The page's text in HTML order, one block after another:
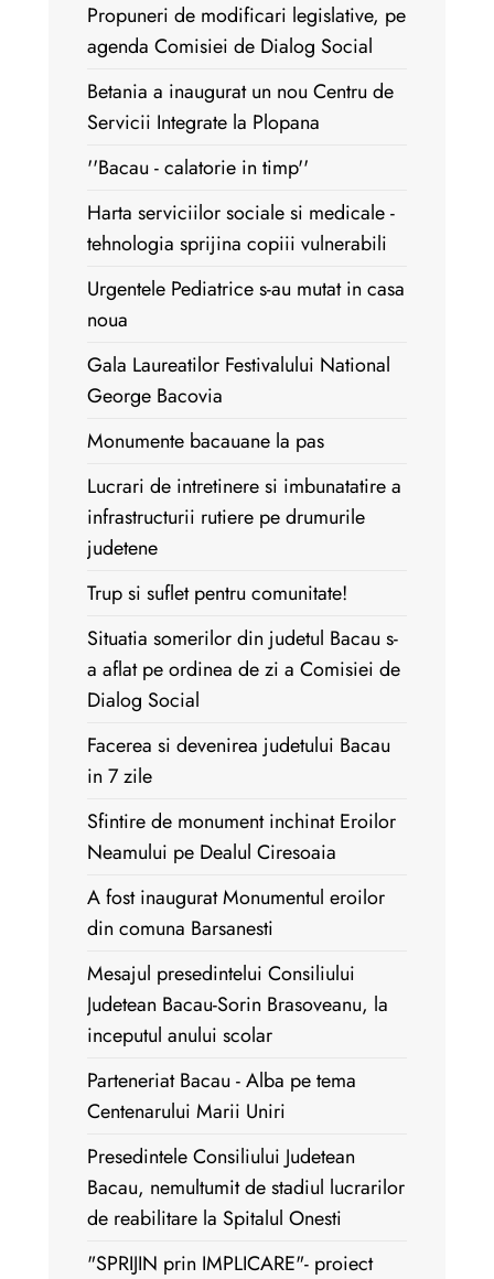
Propuneri de modificari legislative, pe
agenda Comisiei de Dialog Social
Betania a inaugurat un nou Centru de
Servicii Integrate la Plopana
''Bacau - calatorie in timp''
Harta serviciilor sociale si medicale -
tehnologia sprijina copiii vulnerabili
Urgentele Pediatrice s-au mutat in casa
noua
Gala Laureatilor Festivalului National
George Bacovia
Monumente bacauane la pas
Lucrari de intretinere si imbunatatire a
infrastructurii rutiere pe drumurile
judetene
Trup si suflet pentru comunitate!
Situatia somerilor din judetul Bacau s-
a aflat pe ordinea de zi a Comisiei de
Dialog Social
Facerea si devenirea judetului Bacau
in 7 zile
Sfintire de monument inchinat Eroilor
Neamului pe Dealul Ciresoaia
A fost inaugurat Monumentul eroilor
din comuna Barsanesti
Mesajul presedintelui Consiliului
Judetean Bacau-Sorin Brasoveanu, la
inceputul anului scolar
Parteneriat Bacau - Alba pe tema
Centenarului Marii Uniri
Presedintele Consiliului Judetean
Bacau, nemultumit de stadiul lucrarilor
de reabilitare la Spitalul Onesti
"SPRIJIN prin IMPLICARE"- proiect